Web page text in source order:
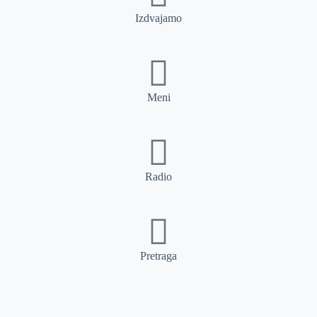
Izdvajamo
Meni
Radio
Pretraga